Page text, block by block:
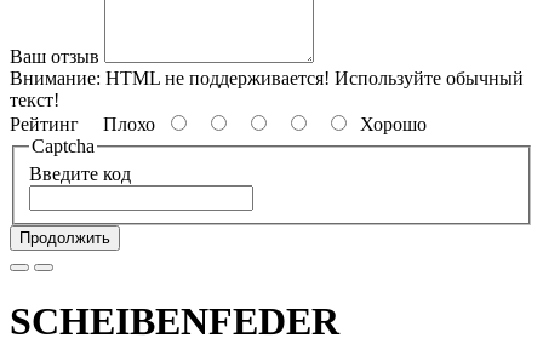
Ваш отзыв
Внимание: HTML не поддерживается! Используйте обычный
текст!
Рейтинг Плохо
Хорошо
Captcha
Введите код
Продолжить
SCHEIBENFEDER